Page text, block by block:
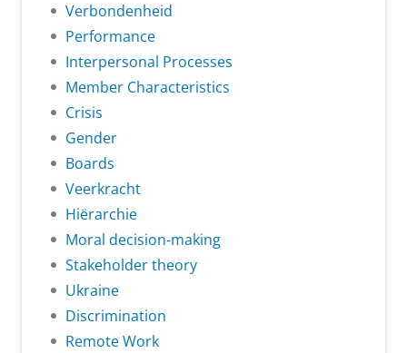
Verbondenheid
Performance
Interpersonal Processes
Member Characteristics
Crisis
Gender
Boards
Veerkracht
Hiërarchie
Moral decision-making
Stakeholder theory
Ukraine
Discrimination
Remote Work